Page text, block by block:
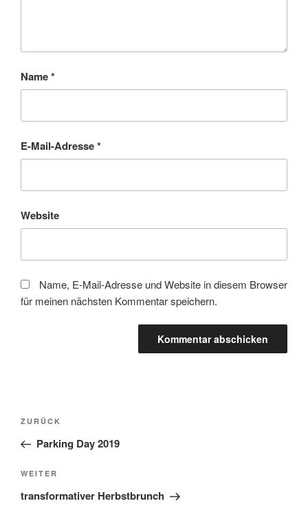
Name*
E-Mail-Adresse*
Website
Name, E-Mail-Adresse und Website in diesem Browser
für meinen nächsten Kommentar speichern.
Beitragsnavigation
Vorheriger
Beitrag
ZURÜCK
Parking Day 2019
Nächster
Beitrag
WEITER
transformativer Herbstbrunch